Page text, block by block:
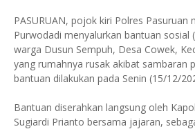
PASURUAN, pojok kiri Polres Pasuruan
Purwodadi menyalurkan bantuan sosial
warga Dusun Sempuh, Desa Cowek,
yang rumahnya rusak akibat sambaran
bantuan dilakukan pada Senin (15/12/
Bantuan diserahkan langsung oleh
Sugiardi Prianto bersama jajaran,